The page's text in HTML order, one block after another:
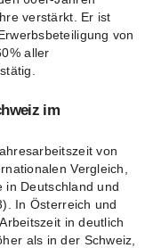
verstärkt. Er ist
von
aller
im
von
Vergleich,
in Deutschland und
In Österreich und
in deutlich
als in der Schweiz,